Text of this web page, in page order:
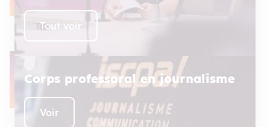
Tout voir
Corps professoral en journalisme
Voir